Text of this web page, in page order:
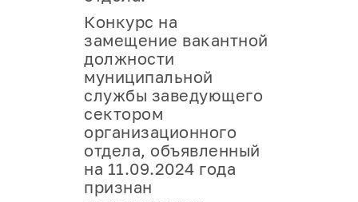
Конкурс на
замещение вакантной
должности
муниципальной
службы заведующего
сектором
организационного
отдела, объявленный
на 11.09.2024 года
признан